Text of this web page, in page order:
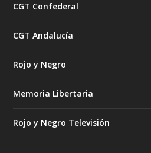
CGT Confederal
CGT Andalucía
Rojo y Negro
Memoria Libertaria
Rojo y Negro Televisión